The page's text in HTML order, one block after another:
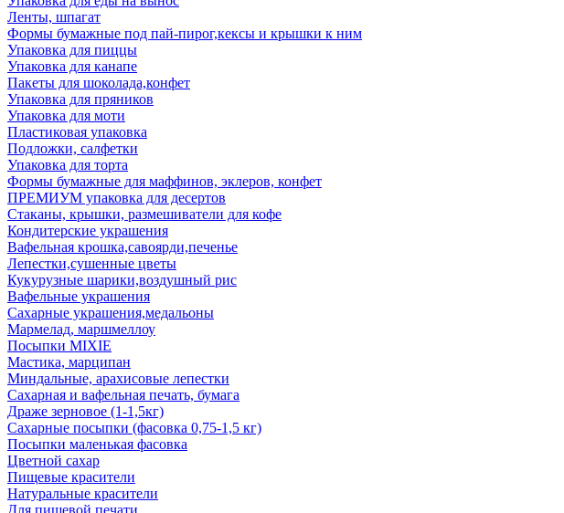
Ленты, шпагат
Формы бумажные под пай-пирог,кексы и крышки к ним
Упаковка для пиццы
Упаковка для канапе
Пакеты для шоколада,конфет
Упаковка для пряников
Упаковка для моти
Пластиковая упаковка
Подложки, салфетки
Упаковка для торта
Формы бумажные для маффинов, эклеров, конфет
ПРЕМИУМ упаковка для десертов
Стаканы, крышки, размешиватели для кофе
Кондитерские украшения
Вафельная крошка,савоярди,печенье
Лепестки,сушенные цветы
Кукурузные шарики,воздушный рис
Вафельные украшения
Сахарные украшения,медальоны
Мармелад, маршмеллоу
Посыпки MIXIE
Мастика, марципан
Миндальные, арахисовые лепестки
Сахарная и вафельная печать, бумага
Драже зерновое (1-1,5кг)
Сахарные посыпки (фасовка 0,75-1,5 кг)
Посыпки маленькая фасовка
Цветной сахар
Пищевые красители
Натуральные красители
Для пищевой печати